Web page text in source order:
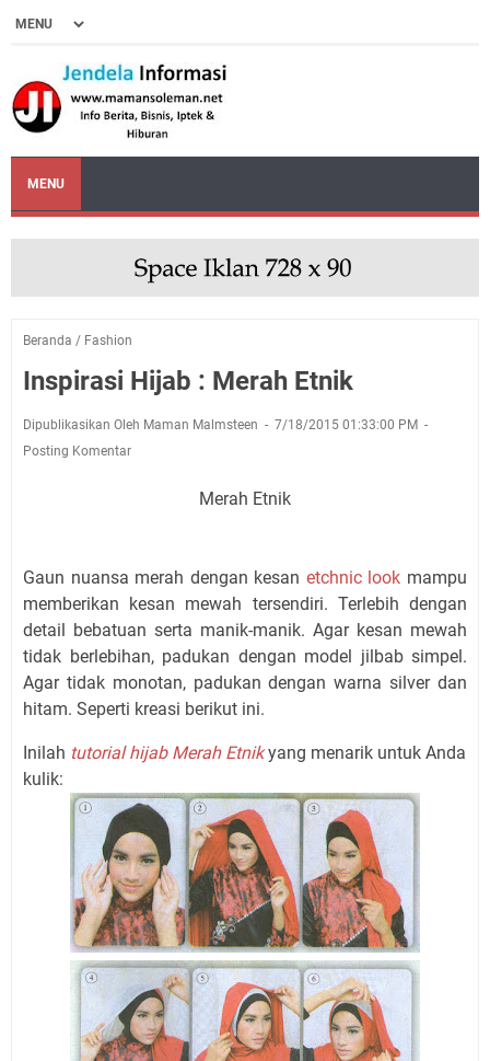
MENU
Beranda / Fashion
Inspirasi Hijab : Merah Etnik
Dipublikasikan Oleh Maman Malmsteen
7/18/2015 01:33:00 PM
Posting Komentar
Merah Etnik
Gaun nuansa merah dengan kesan etchnic look mampu
memberikan kesan mewah tersendiri. Terlebih dengan
detail bebatuan serta manik-manik. Agar kesan mewah
tidak berlebihan, padukan dengan model jilbab simpel.
Agar tidak monotan, padukan dengan warna silver dan
hitam. Seperti kreasi berikut ini.
Inilah tutorial hijab Merah Etnikyang menarik untuk Anda
kulik: